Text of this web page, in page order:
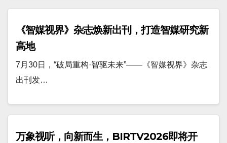
《智媒视界》杂志焕新出刊，打造智媒研究新
高地
7月30日，“破局重构·智驱未来”——《智媒视界》杂志
出刊发…
万象视听，向新而生，BIRTV2026即将开